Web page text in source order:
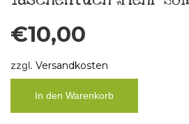
€10,00
zzgl. Versandkosten
In den Warenkorb